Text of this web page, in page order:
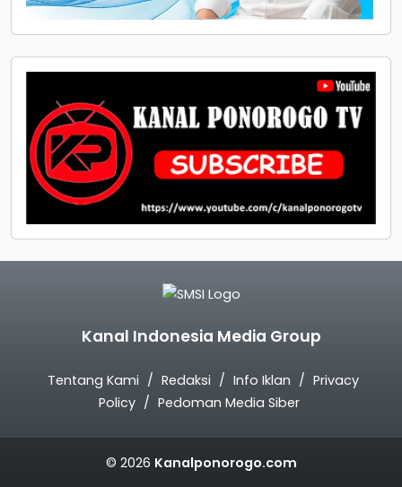
Kanal Indonesia Media Group
Tentang Kami Redaksi Info Iklan
Privacy
Policy
Pedoman Media Siber
© 2026 Kanalponorogo.com